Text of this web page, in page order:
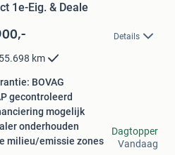
1e-Eig. & Deale
Details
55.698 km
BOVAG
gecontroleerd
mogelijk
onderhouden
milieu/emissie zones
Dagtopper
Vandaag